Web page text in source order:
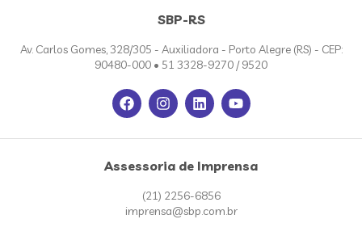
SBP-RS
Av. Carlos Gomes, 328/305 - Auxiliadora - Porto Alegre (RS) - CEP:
90480-000 • 51 3328-9270 / 9520
Assessoria de Imprensa
(21) 2256-6856
imprensa@sbp.com.br